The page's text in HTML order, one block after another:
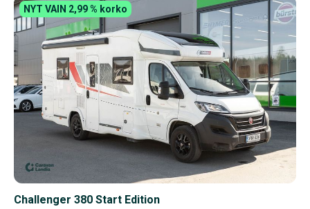
NYT VAIN 2,99 % korko
Challenger 380 Start Edition